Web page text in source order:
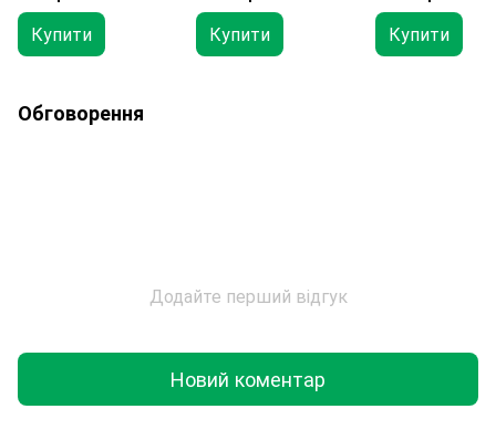
Купити Купити Купити
Обговорення
Додайте перший відгук
Новий коментар